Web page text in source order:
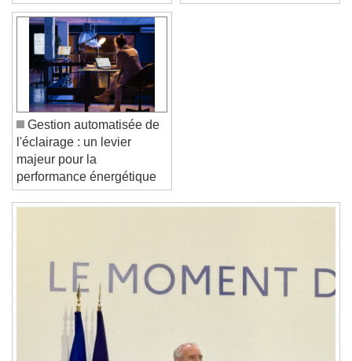
Font Family
Reset
Done
Close Modal Dialog
End of dialog window.
Gestion automatisée de
l'éclairage : un levier
majeur pour la
performance énergétique